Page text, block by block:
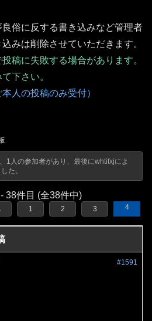
俗に反する書き込みなど管理者
みは削除させていただきます。
稿に失敗する場合があります。
下さい。
人の投稿のみ受付）
1人の参加者があり、最後にwhtifxjによ
た。
38件目 (全38件中)
1 2 3 4
#1591